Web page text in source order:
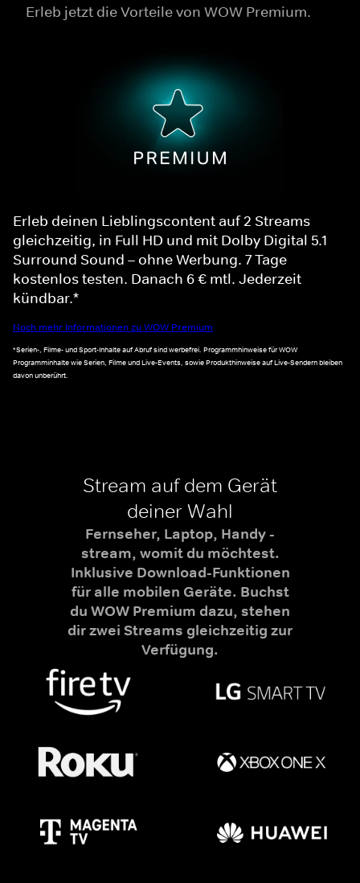
Erleb jetzt die Vorteile von WOW Premium.
Erleb deinen Lieblingscontent auf 2 Streams
gleichzeitig, in Full HD und mit Dolby Digital 5.1
Surround Sound – ohne Werbung. 7 Tage
kostenlos testen. Danach 6 € mtl. Jederzeit
kündbar.*
Noch mehr Informationen zu WOW Premium
*Serien-, Filme- und Sport-Inhalte auf Abruf sind werbefrei. Programmhinweise für WOW
Programminhalte wie Serien, Filme und Live-Events, sowie Produkthinweise auf Live-Sendern bleiben
davon unberührt.
Stream auf dem Gerät
deiner Wahl
Fernseher, Laptop, Handy -
stream, womit du möchtest.
Inklusive Download-Funktionen
für alle mobilen Geräte. Buchst
du WOW Premium dazu, stehen
dir zwei Streams gleichzeitig zur
Verfügung.